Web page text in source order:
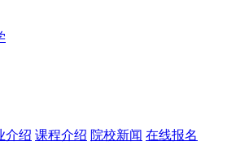
介绍 课程介绍 院校新闻 在线报名